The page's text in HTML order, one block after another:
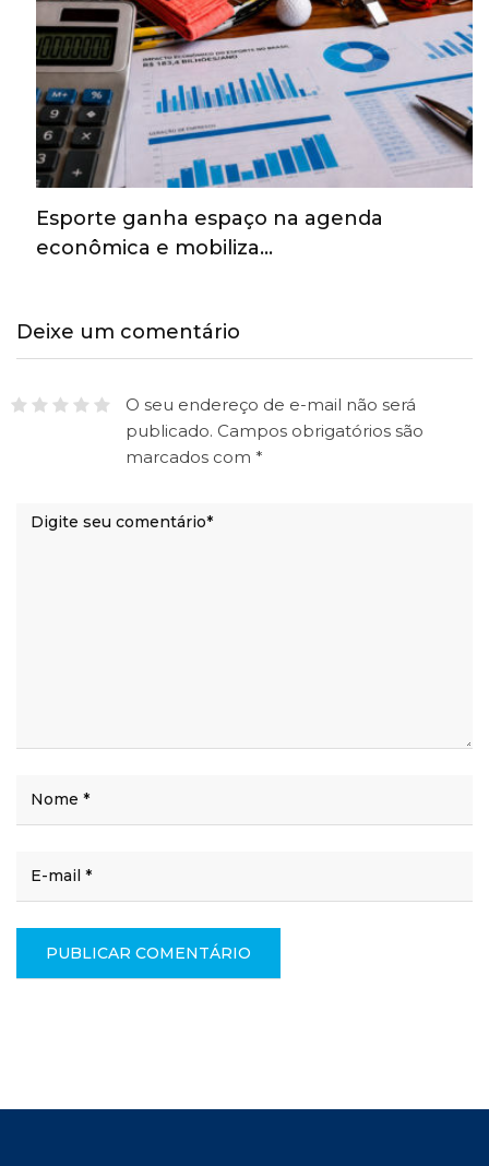
Esporte ganha espaço na agenda
econômica e mobiliza…
Deixe um comentário
O seu endereço de e-mail não será
publicado. Campos obrigatórios são
marcados com *